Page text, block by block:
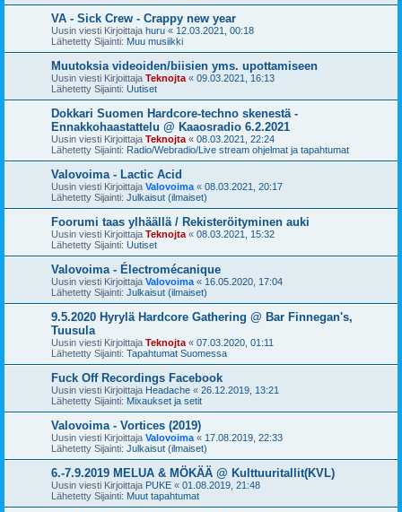
VA - Sick Crew - Crappy new year
Uusin viesti Kirjoittaja huru « 12.03.2021, 00:18
Lähetetty Sijainti: Muu musiikki
Muutoksia videoiden/biisien yms. upottamiseen
Uusin viesti Kirjoittaja Teknojta « 09.03.2021, 16:13
Lähetetty Sijainti: Uutiset
Dokkari Suomen Hardcore-techno skenestä -
Ennakkohaastattelu @ Kaaosradio 6.2.2021
Uusin viesti Kirjoittaja Teknojta « 08.03.2021, 22:24
Lähetetty Sijainti: Radio/Webradio/Live stream ohjelmat ja tapahtumat
Valovoima - Lactic Acid
Uusin viesti Kirjoittaja Valovoima « 08.03.2021, 20:17
Lähetetty Sijainti: Julkaisut (ilmaiset)
Foorumi taas ylhäällä / Rekisteröityminen auki
Uusin viesti Kirjoittaja Teknojta « 08.03.2021, 15:32
Lähetetty Sijainti: Uutiset
Valovoima - Électromécanique
Uusin viesti Kirjoittaja Valovoima « 16.05.2020, 17:04
Lähetetty Sijainti: Julkaisut (ilmaiset)
9.5.2020 Hyrylä Hardcore Gathering @ Bar Finnegan's,
Tuusula
Uusin viesti Kirjoittaja Teknojta « 07.03.2020, 01:11
Lähetetty Sijainti: Tapahtumat Suomessa
Fuck Off Recordings Facebook
Uusin viesti Kirjoittaja Headache « 26.12.2019, 13:21
Lähetetty Sijainti: Mixaukset ja setit
Valovoima - Vortices (2019)
Uusin viesti Kirjoittaja Valovoima « 17.08.2019, 22:33
Lähetetty Sijainti: Julkaisut (ilmaiset)
6.-7.9.2019 MELUA & MÖKÄÄ @ Kulttuuritallit(KVL)
Uusin viesti Kirjoittaja PUKE « 01.08.2019, 21:48
Lähetetty Sijainti: Muut tapahtumat